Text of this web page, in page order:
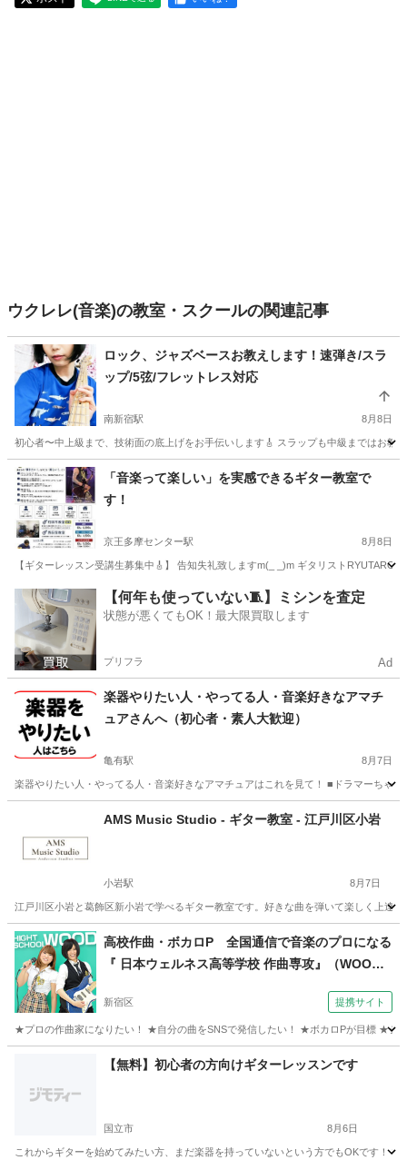
ウクレレ(音楽)の教室・スクールの関連記事
ロック、ジャズベースお教えします！速弾き/スラ
ップ/5弦/フレットレス対応
南新宿駅 8月8日
初心者〜中上級まで、技術面の底上げをお手伝いします🎸 スラップも中級まではお
東京 渋谷区 南新宿駅 ベース スラップ
「音楽って楽しい」を実感できるギター教室で
す！
京王多摩センター駅 8月8日
【ギターレッスン受講生募集中🎸】 告知失礼致しますm(_ _)m ギタリスト
東京 多摩市 京王多摩センター駅 ギター レッスン
【何年も使っていない🧵】ミシンを査定
状態が悪くてもOK！最大限買取します
プリフラ Ad
楽器やりたい人・やってる人・音楽好きなアマチ
ュアさんへ（初心者・素人大歓迎）
亀有駅 8月7日
楽器やりたい人・やってる人・音楽好きなアマチュアはこれを見て！ ■ドラマーちゃ
セッション
AMS Music Studio - ギター教室 - 江戸川区小岩
小岩駅 8月7日
江戸川区小岩と葛飾区新小岩で学べるギター教室です。好きな曲を弾いて楽しく上達
東京 江戸川区 小岩駅 ギター 音楽教室
高校作曲・ボカロP 全国通信で音楽のプロになる
『 日本ウェルネス高等学校 作曲専攻』（WOOD
新宿区 提携サイト
★プロの作曲家になりたい！ ★自分の曲をSNSで発信したい！ ★ボカロPが目標 ★シ
ピアノ
【無料】初心者の方向けギターレッスンです
国立市 8月6日
これからギターを始めてみたい方、まだ楽器を持っていないという方でもOKです！